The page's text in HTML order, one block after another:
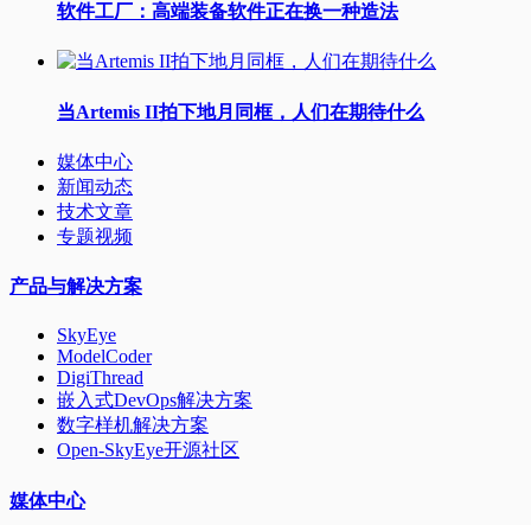
软件工厂：高端装备软件正在换一种造法
当Artemis II拍下地月同框，人们在期待什么
媒体中心
新闻动态
技术文章
专题视频
产品与解决方案
SkyEye
ModelCoder
DigiThread
嵌入式DevOps解决方案
数字样机解决方案
Open-SkyEye开源社区
媒体中心